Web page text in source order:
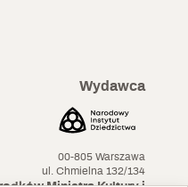
Wydawca
00-805 Warszawa
ul. Chmielna 132/134